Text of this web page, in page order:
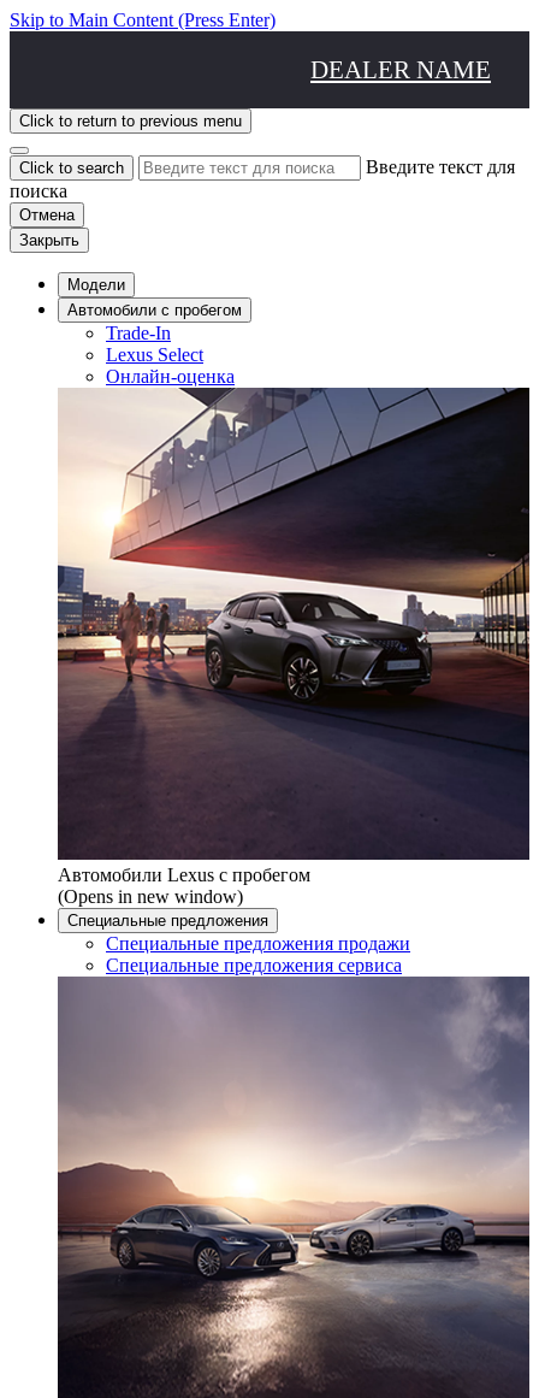
Skip to Main Content (Press Enter)
DEALER NAME
Click to return to previous menu
Click to search
Введите текст для
поиска
Отмена
Закрыть
Модели
Aвтомобили с пробегом
Trade-In
Lexus Select
Онлайн-оценка
Автомобили Lexus с пробегом
(Opens in new window)
Специальные предложения
Специальные предложения продажи
Специальные предложения сервиса